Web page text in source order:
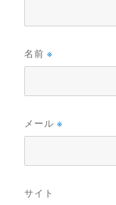
名前※
メール※
サイト